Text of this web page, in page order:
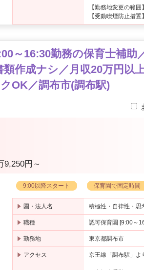
【勤務地変更の範囲
【受動喫煙防止措
～16:30勤務の保育士補
作成ナシ／月収20万円以
OK／調布市(調布駅)
9,250円～
9:00以降スタート 保育園で固定時間
園・法人名 積極性・自律性・思
職種 認可保育園 [9:00～
勤務地 東京都調布市
アクセス 京王線「調布駅」よ